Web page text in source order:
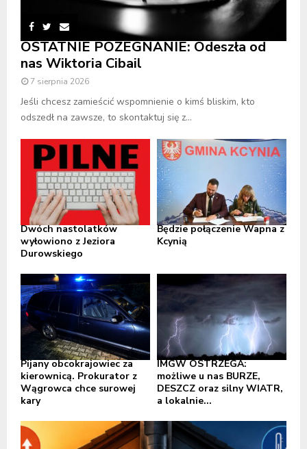
OSTATNIE POŻEGNANIE: Odeszła od
nas Wiktoria Cibail
7 sierpnia 2026
Jeśli chcesz zamieścić wspomnienie o kimś bliskim, kto
odszedł na zawsze, to skontaktuj się z...
Dwóch nastolatków
wyłowiono z Jeziora
Durowskiego
Będzie połączenie Wapna z
Kcynią
Pijany obcokrajowiec za
kierownicą. Prokurator z
Wągrowca chce surowej
kary
IMGW OSTRZEGA:
możliwe u nas BURZE,
DESZCZ oraz silny WIATR,
a lokalnie...